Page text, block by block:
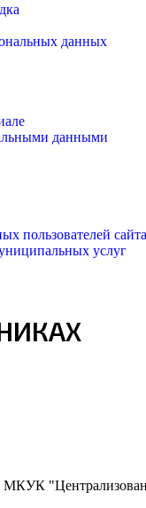
данных
данными
пользователей сайта
услуг
МКУК